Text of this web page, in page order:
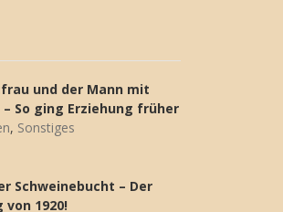
und der Mann mit
– So ging Erziehung früher
, Sonstiges
Schweinebucht – Der
von 1920!